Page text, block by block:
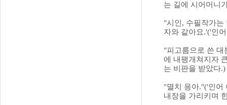
는 길에 시어머니
"시인, 수필작가는
자와 같아요.'('인
"피고름으로 쓴 대
에 내팽개쳐지자
는 비판을 받았다.)
"멸치 응아."('인어
내장을 가리키며